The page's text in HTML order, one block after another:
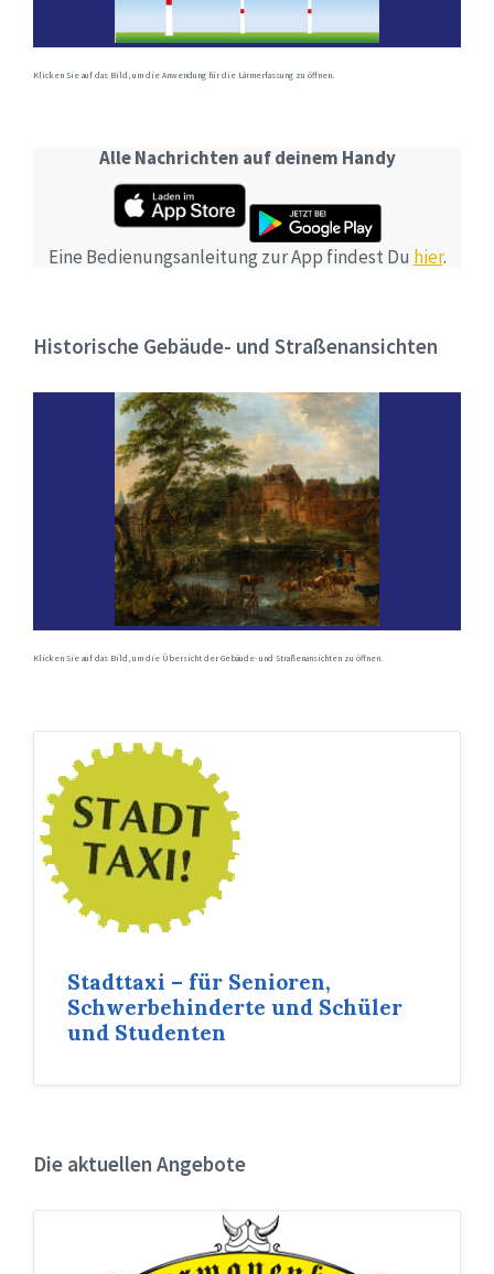
Klicken Sie auf das Bild, um die Anwendung für die Lärmerfassung zu öffnen.
Alle Nachrichten auf deinem Handy
Eine Bedienungsanleitung zur App findest Du hier.
Historische Gebäude- und Straßenansichten
Klicken Sie auf das Bild, um die Übersicht der Gebäude- und Straßenansichten zu öffnen.
Stadttaxi – für Senioren,
Schwerbehinderte und Schüler
und Studenten
Die aktuellen Angebote